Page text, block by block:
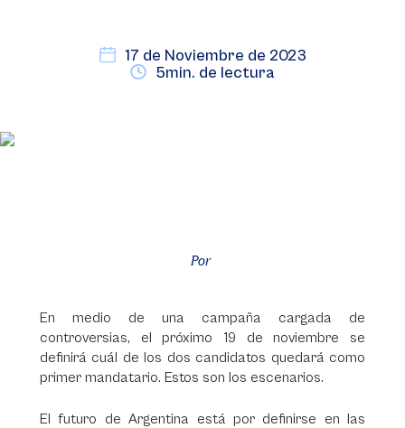
17 de Noviembre de 2023
5min. de lectura
Por
En medio de una campaña cargada de
controversias, el próximo 19 de noviembre se
definirá cuál de los dos candidatos quedará como
primer mandatario. Estos son los escenarios.
El futuro de Argentina está por definirse en las